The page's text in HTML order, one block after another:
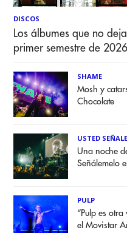
DISCOS
Los álbumes que no
primer semestre de 2026
SHAME
Mosh y
Chocolate
USTED
Una noche
Señálemelo
PULP
“Pulp es
el Movistar